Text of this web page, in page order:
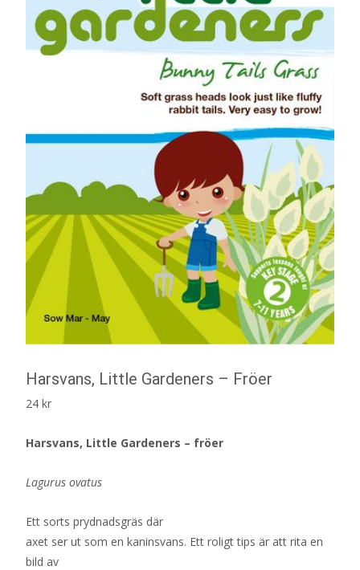
Harsvans, Little Gardeners – Fröer
24 kr
Harsvans, Little Gardeners – fröer
Lagurus ovatus
Ett sorts prydnadsgräs där
axet ser ut som en kaninsvans. Ett roligt tips är att rita en
bild av